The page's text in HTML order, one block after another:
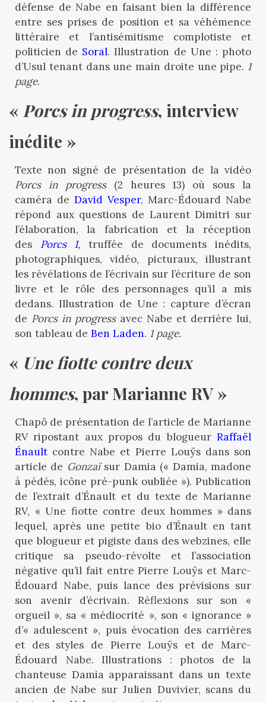
défense de Nabe en faisant bien la différence
entre ses prises de position et sa véhémence
littéraire et l’antisémitisme complotiste et
politicien de Soral. Illustration de Une : photo
d’Usul tenant dans une main droite une pipe. 1
page.
« Porcs in progress, interview
inédite »
Texte non signé de présentation de la vidéo
Porcs in progress(2 heures 13) où sous la
caméra de David Vesper, Marc-Édouard Nabe
répond aux questions de Laurent Dimitri sur
l’élaboration, la fabrication et la réception
des Porcs 1,truffée de documents inédits,
photographiques, vidéo, picturaux, illustrant
les révélations de l’écrivain sur l’écriture de son
livre et le rôle des personnages qu’il a mis
dedans. Illustration de Une : capture d’écran
de Porcs in progressavec Nabe et derrière lui,
son tableau de Ben Laden. 1 page.
« Une fiotte contre deux
hommes, par Marianne RV »
Chapô de présentation de l’article de Marianne
RV ripostant aux propos du blogueur Raffaël
Énault contre Nabe et Pierre Louÿs dans son
article de Gonzaïsur Damia (« Damia, madone
à pédés, icône pré-punk oubliée »). Publication
de l’extrait d’Énault et du texte de Marianne
RV, « Une fiotte contre deux hommes » dans
lequel, après une petite bio d’Énault en tant
que blogueur et pigiste dans des webzines, elle
critique sa pseudo-révolte et l’association
négative qu’il fait entre Pierre Louÿs et Marc-
Édouard Nabe, puis lance des prévisions sur
son avenir d’écrivain. Réflexions sur son «
orgueil », sa « médiocrité », son « ignorance »
d’« adulescent », puis évocation des carrières
et des styles de Pierre Louÿs et de Marc-
Édouard Nabe. Illustrations : photos de la
chanteuse Damia apparaissant dans un texte
ancien de Nabe sur Julien Duvivier, scans du